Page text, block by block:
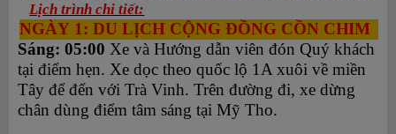
Lịch trình chi tiết:
NGÀY 1: DU LỊCH CỘNG ĐỒNG CỒN CHIM
Sáng: 05:00 Xe và Hướng dẫn viên đón Quý khách
tại điểm hẹn. Xe dọc theo quốc lộ 1A xuôi về miền
Tây để đến với Trà Vinh. Trên đường đi, xe dừng
chân dùng điểm tâm sáng tại Mỹ Tho.